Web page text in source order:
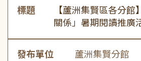
標題
【蘆洲集賢區各分館
關係」暑期閱讀推廣
發布單位 蘆洲集賢分館